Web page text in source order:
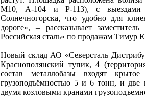
М10, А-104 и Р-113), с выездами
Солнечногорска, что удобно для
дороге», – рассказывает
Российская сталь» по продажам Тимур
Новый склад АО «Северсталь
Краснополянский тупик, 4
состав металлобазы входят
грузоподъёмностью 5 и 6 тонн, и две
двумя козловыми кранами